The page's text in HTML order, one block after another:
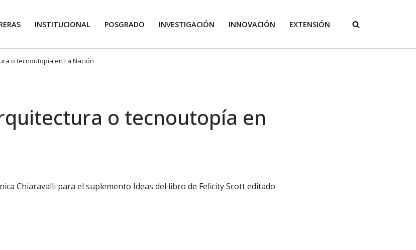
INSTITUCIONAL POSGRADO INVESTIGACIÓN INNOVACIÓN EXTENSIÓN
o tecnoutopía en La Nación
o tecnoutopía en
Chiaravalli para el suplemento Ideas del libro de Felicity Scott editado